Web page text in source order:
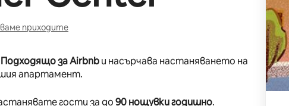
приходите
Подходящо за Airbnbи насърчава настаняването на
апартамент.
гости за до90 нощувки годишно.